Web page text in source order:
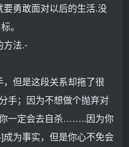
勇敢面对以后的生活.没
。
方法.-
但是这段关系却拖了很
手；因为不想做个抛弃对
一定会去自杀……..因为你
为事实，但是你心不免会